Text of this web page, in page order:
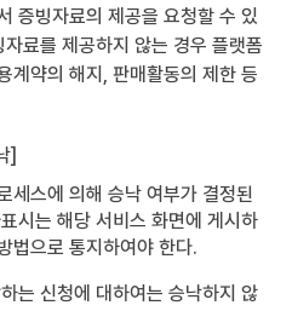
증빙자료의 제공을 요청할 수 있
료를 제공하지 않는 경우 플랫폼
계약의 해지, 판매활동의 제한 등
]
세스에 의해 승낙 여부가 결정된
시는 해당 서비스 화면에 게시하
법으로 통지하여야 한다.
는 신청에 대하여는 승낙하지 않